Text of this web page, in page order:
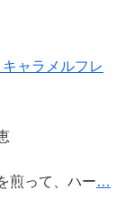
ャラメルフレ
煎って、ハー…